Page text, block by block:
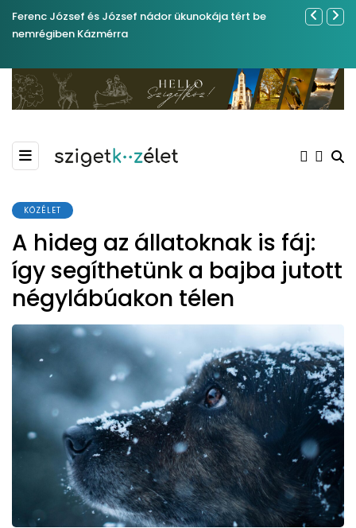
Ferenc József és József nádor ükunokája tért be
nemrégiben Kázmérra
Év
KÖZÉLET
A hideg az állatoknak is fáj:
így segíthetünk a bajba jutott
négylábúakon télen